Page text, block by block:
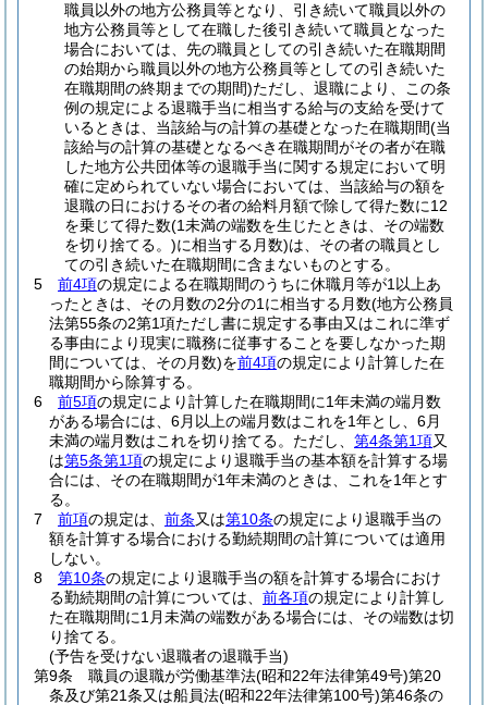
職員以外の地方公務員等となり、引き続いて職員以外の
地方公務員等として在職した後引き続いて職員となった
場合においては、先の職員としての引き続いた在職期間
の始期から職員以外の地方公務員等としての引き続いた
在職期間の終期までの期間)ただし、退職により、この条
例の規定による退職手当に相当する給与の支給を受けて
いるときは、当該給与の計算の基礎となった在職期間(当
該給与の計算の基礎となるべき在職期間がその者が在職
した地方公共団体等の退職手当に関する規定において明
確に定められていない場合においては、当該給与の額を
退職の日におけるその者の給料月額で除して得た数に12
を乗じて得た数(1未満の端数を生じたときは、その端数
を切り捨てる。)に相当する月数)は、その者の職員とし
ての引き続いた在職期間に含まないものとする。
5
前4項の規定による在職期間のうちに休職月等が1以上あ
ったときは、その月数の2分の1に相当する月数(地方公務員
法第55条の2第1項ただし書に規定する事由又はこれに準ず
る事由により現実に職務に従事することを要しなかった期
間については、その月数)を前4項の規定により計算した在
職期間から除算する。
6
前5項の規定により計算した在職期間に1年未満の端月数
がある場合には、6月以上の端月数はこれを1年とし、6月
未満の端月数はこれを切り捨てる。 ただし、 第4条第1項又
は第5条第1項の規定により退職手当の基本額を計算する場
合には、その在職期間が1年未満のときは、これを1年とす
る。
7
前項の規定は、 前条又は第10条の規定により退職手当の
額を計算する場合における勤続期間の計算については適用
しない。
8
第10条の規定により退職手当の額を計算する場合におけ
る勤続期間の計算については、 前各項の規定により計算し
た在職期間に1月未満の端数がある場合には、その端数は切
り捨てる。
(予告を受けない退職者の退職手当)
第9条
職員の退職が労働基準法(昭和22年法律第49号)第20
条及び第21条又は船員法(昭和22年法律第100号)第46条の